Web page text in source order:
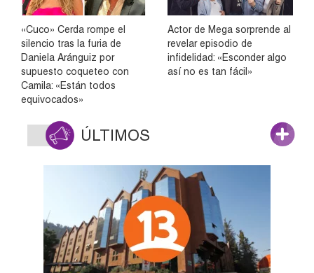
«Cuco» Cerda rompe el
silencio tras la furia de
Daniela Aránguiz por
supuesto coqueteo con
Camila: «Están todos
equivocados»
Actor de Mega sorprende al
revelar episodio de
infidelidad: «Esconder algo
así no es tan fácil»
ÚLTIMOS